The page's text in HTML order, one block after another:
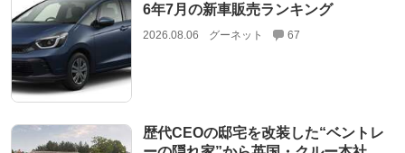
6年7月の新車販売ランキング
2026.08.06 グーネット 67
歴代CEOの邸宅を改装した“ベントレ